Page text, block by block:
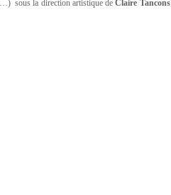
sous la direction artistique deClaire Tancons